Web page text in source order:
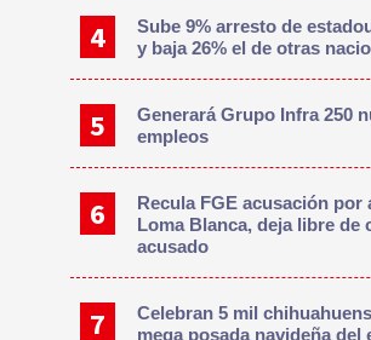
Sube 9% arresto de
y baja 26% el de otras
Generará Grupo Infra 250
empleos
Recula FGE acusación por
Loma Blanca, deja libre de
acusado
Celebran 5 mil
mega posada navideña del